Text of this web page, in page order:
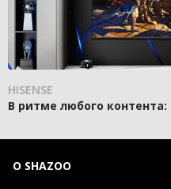
HISENSE
В ритме любого контента:
О SHAZOO